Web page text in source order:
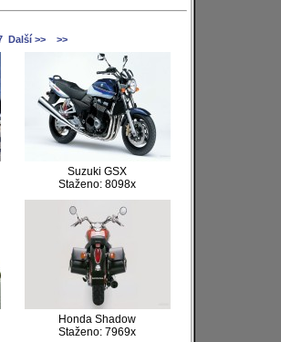
Další >> >>
Suzuki GSX
Staženo: 8098x
Honda Shadow
Staženo: 7969x